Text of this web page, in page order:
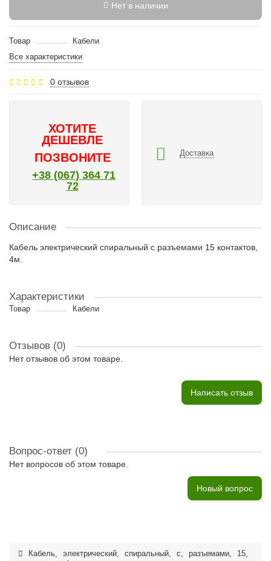
Нет в наличии
Товар
Кабели
Все характеристики
0 отзывов
ХОТИТЕ
ДЕШЕВЛЕ
ПОЗВОНИТЕ
+38 (067) 364 71
72
Доставка
Описание
Кабель электрический спиральный с разъемами 15 контактов,
4м.
Характеристики
Товар Кабели
Отзывов (0)
Нет отзывов об этом товаре.
Написать отзыв
Вопрос-ответ (0)
Нет вопросов об этом товаре.
Новый вопрос
Кабель, электрический, спиральный, с, разъемами, 15,